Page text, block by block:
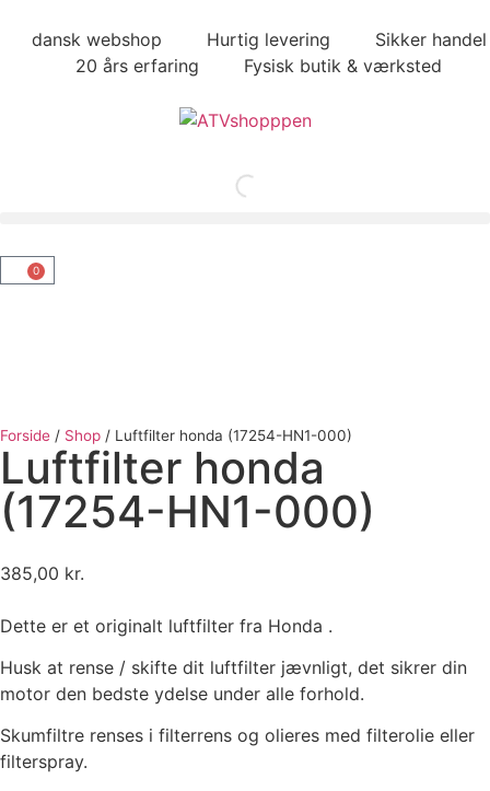
dansk webshop Hurtig levering
Sikker handel
20 års erfaring
Fysisk butik & værksted
0
Forside / Shop / Luftfilter honda (17254-HN1-000)
Luftfilter honda
(17254-HN1-000)
385,00 kr.
Dette er et originalt luftfilter fra Honda .
Husk at rense / skifte dit luftfilter jævnligt, det sikrer din
motor den bedste ydelse under alle forhold.
Skumfiltre renses i filterrens og olieres med filterolie eller
filterspray.